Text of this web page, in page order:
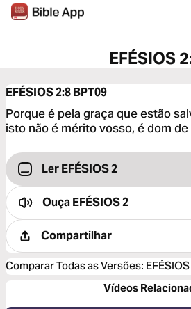
EFÉSIOS
EFÉSIOS 2:8BPT09
Porque é pela graça que estão
isto não é mérito vosso, é dom de
Ler EFÉSIOS 2
OuçaEFÉSIOS 2
Compartilhar
Comparar Todas as Versões:
Vídeos